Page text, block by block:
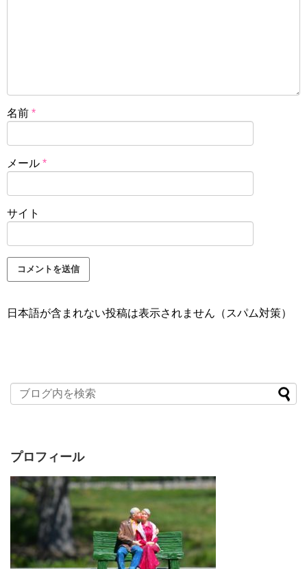
名前 *
メール *
サイト
日本語が含まれない投稿は表示されません（スパム対策）
プロフィール